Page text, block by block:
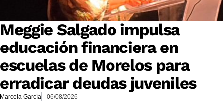
Meggie Salgado impulsa
educación financiera en
escuelas de Morelos para
erradicar deudas juveniles
Marcela García 06/08/2026